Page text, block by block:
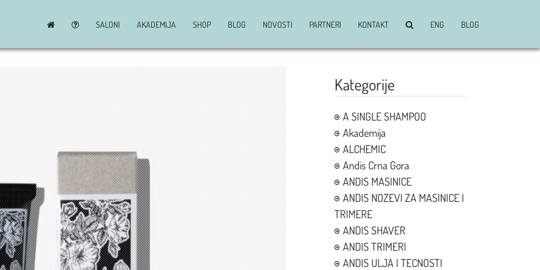
SALONI AKADEMIJA SHOP BLOG NOVOSTI PARTNERI KONTAKT ENG BLOG
Kategorije
A SINGLE SHAMPOO
Akademija
ALCHEMIC
Andis Crna Gora
ANDIS MASINICE
ANDIS NOZEVI ZA MASINICE I
TRIMERE
ANDIS SHAVER
ANDIS TRIMERI
ANDIS ULJA I TECNOSTI